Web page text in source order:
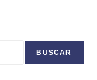
BUSCAR